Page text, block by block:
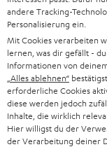
ULTIMA 40 KOMBO
andere Tracking-
Personalisierung ein.
Mit Cookies verarbeiten
lernen, was dir gefällt -
Informationen von
„Alles ablehnen“
erforderliche Cookies
diese werden jedoch
Inhalte, die wirklich
Hier willigst du der
der Verarbeitung deiner